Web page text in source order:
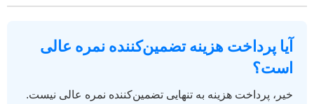
آیا پرداخت هزینه تضمین‌کننده نمره عالی
است؟
خیر، پرداخت هزینه به تنهایی تضمین‌کننده نمره عالی نیست.